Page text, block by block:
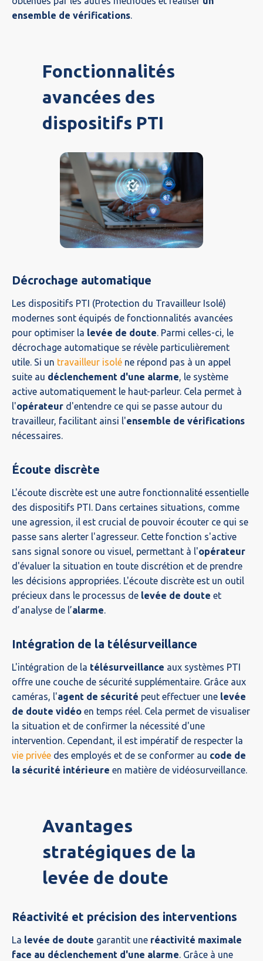
ensemble de vérifications
Fonctionnalités
avancées des
dispositifs PTI
Décrochage automatique
Les dispositifs PTI (Protection du Travailleur Isolé)
modernes sont équipés de fonctionnalités avancées
pour optimiser la levée de doute . Parmi celles-ci, le
décrochage automatique se révèle particulièrement
utile. Si un travailleur isolé ne répond pas à un appel
suite au déclenchement d'une alarme , le système
active automatiquement le haut-parleur. Cela permet à
l'opérateur d'entendre ce qui se passe autour du
travailleur, facilitant ainsi l'ensemble de vérifications
nécessaires.
Écoute discrète
L'écoute discrète est une autre fonctionnalité essentielle
des dispositifs PTI. Dans certaines situations, comme
une agression, il est crucial de pouvoir écouter ce qui se
passe sans alerter l'agresseur. Cette fonction s'active
sans signal sonore ou visuel, permettant à l'opérateur
d'évaluer la situation en toute discrétion et de prendre
les décisions appropriées. L'écoute discrète est un outil
précieux dans le processus de levée de doute et
d’analyse de l’alarme
Intégration de la télésurveillance
L'intégration de la télésurveillance aux systèmes PTI
offre une couche de sécurité supplémentaire. Grâce aux
caméras, l'agent de sécurité peut effectuer une levée
de doute vidéo en temps réel. Cela permet de visualiser
la situation et de confirmer la nécessité d'une
intervention. Cependant, il est impératif de respecter la
vie privée des employés et de se conformer au code de
la sécurité intérieure en matière de vidéosurveillance.
Avantages
stratégiques de la
levée de doute
Réactivité et précision des interventions
La levée de doute garantit une réactivité maximale
face au déclenchement d'une alarme . Grâce à une